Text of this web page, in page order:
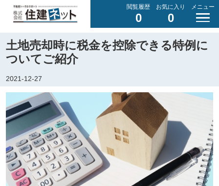
閲覧履歴
0
お気に入り
0
メニュー
土地売却時に税金を控除できる特例に
ついてご紹介
2021-12-27